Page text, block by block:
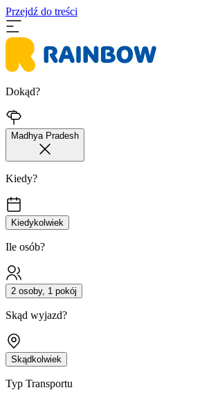
Przejdź do treści
Dokąd?
Madhya Pradesh
Kiedy?
Kiedykolwiek
Ile osób?
2 osoby, 1 pokój
Skąd wyjazd?
Skądkolwiek
Typ Transportu